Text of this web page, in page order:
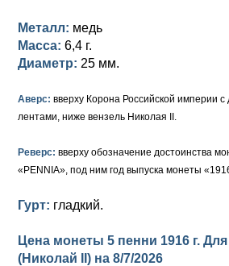
Русско-Польские
Памятные и донативные
Для Грузии
Медь
Серебро
Сибирские монеты
Для Молдавии и Валахии
Елизавета I (1741-1762)
Серебро
Медь
Ливонезы
Альбертусталер
Анна Иоанновна (1730-1740)
Петр II (1727-1730)
Петр I (1682-1725)
Золото
Металл: медь
Масса: 6,4 г.
Диаметр: 25 мм.
Аверс: вверху Корона Российской империи
лентами, ниже вензель Николая II.
Реверс: вверху обозначение достоинства
«PENNIA», под ним год выпуска монеты
Гурт: гладкий.
Цена монеты 5 пенни 1916 г.
(Николай II) на 8/7/2026